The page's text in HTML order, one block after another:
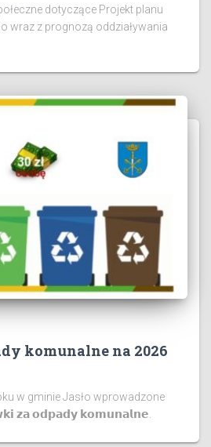
dotyczące Projekt planu
wraz z prognozą oddziaływania
komunalne na 2026
w gminie Jasło wprowadzone
𝘇𝗮 𝗼𝗱𝗽𝗮𝗱𝘆 𝗸𝗼𝗺𝘂𝗻𝗮𝗹𝗻𝗲.